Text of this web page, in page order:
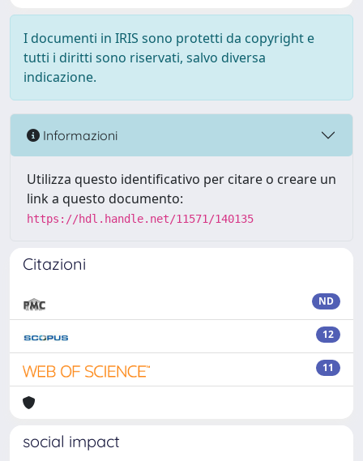
I documenti in IRIS sono protetti da copyright e
tutti i diritti sono riservati, salvo diversa
indicazione.
Informazioni
Utilizza questo identificativo per citare o creare un
link a questo documento:
https://hdl.handle.net/11571/140135
Citazioni
ND
12
11
social impact